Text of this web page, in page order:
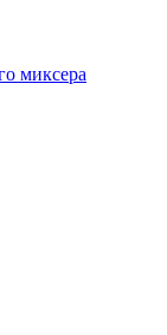
миксера